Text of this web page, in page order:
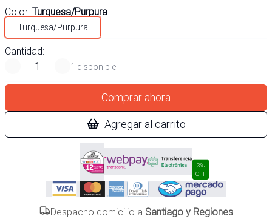
Color: Turquesa/Purpura
Turquesa/Purpura
Cantidad:
-
+ 1 disponible
Comprar ahora
Agregar al carrito
3%
OFF
Despacho domicilio a Santiago y Regiones